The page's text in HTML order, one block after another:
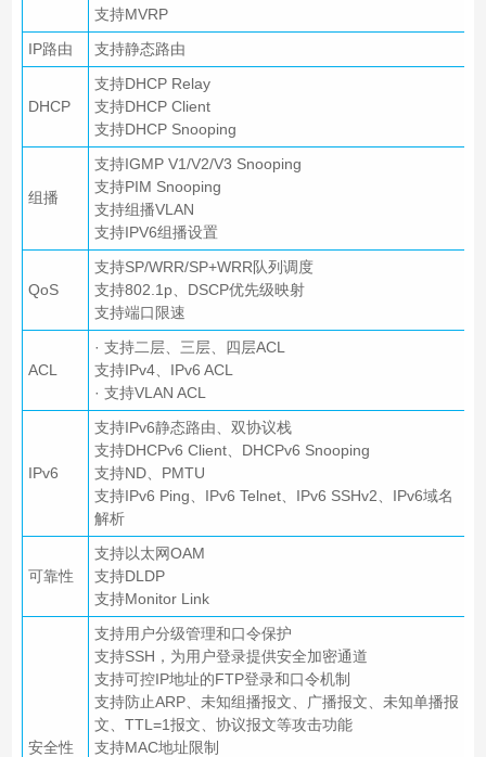
支持MVRP
IP路由
支持静态路由
DHCP
支持DHCP Relay
支持DHCP Client
支持DHCP Snooping
组播
支持IGMP V1/V2/V3 Snooping
支持PIM Snooping
支持组播VLAN
支持IPV6组播设置
QoS
支持SP/WRR/SP+WRR队列调度
支持802.1p、DSCP优先级映射
支持端口限速
ACL
· 支持二层、三层、四层ACL
支持IPv4、IPv6 ACL
· 支持VLAN ACL
IPv6
支持IPv6静态路由、双协议栈
支持DHCPv6 Client、DHCPv6 Snooping
支持ND、PMTU
支持IPv6 Ping、IPv6 Telnet、IPv6 SSHv2、IPv6域名
解析
可靠性
支持以太网OAM
支持DLDP
支持Monitor Link
安全性
支持用户分级管理和口令保护
支持SSH，为用户登录提供安全加密通道
支持可控IP地址的FTP登录和口令机制
支持防止ARP、未知组播报文、广播报文、未知单播报
文、TTL=1报文、协议报文等攻击功能
支持MAC地址限制